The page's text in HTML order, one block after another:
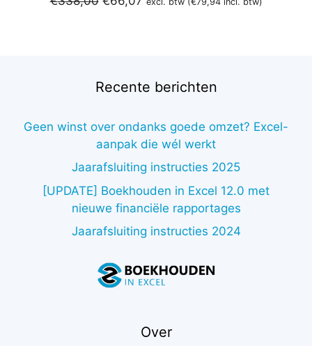
Recente berichten
Geen winst over ondanks goede omzet? Excel-
aanpak die wél werkt
Jaarafsluiting instructies 2025
[UPDATE] Boekhouden in Excel 12.0 met
nieuwe financiële rapportages
Jaarafsluiting instructies 2024
Over